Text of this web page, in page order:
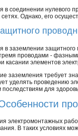
в соединении нулевого
сетях. Однако, его
в заземлении
проводами -
касании элементов
заземления требует
уделять проведению
для
электромонтажных
В таких условиях